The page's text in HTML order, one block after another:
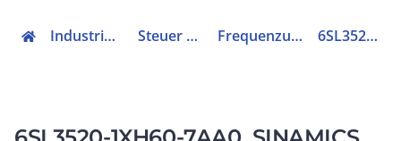
Industriekomponenten Steuer & Regelgeräte Frequenzumrichter =< 1 kV 6SL35201XH607AA0